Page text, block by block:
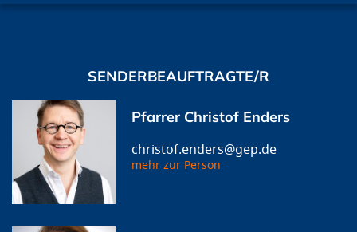
SENDERBEAUFTRAGTE/R
Pfarrer Christof Enders
christof.enders@gep.de
mehr zur Person